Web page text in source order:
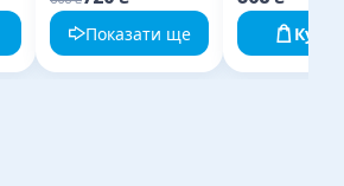
Показати ще
хочете бути